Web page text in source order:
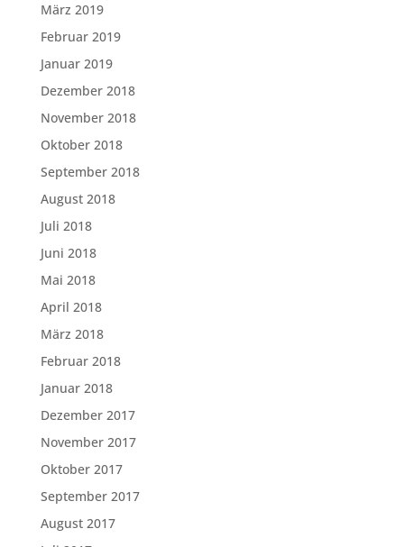
März 2019
Februar 2019
Januar 2019
Dezember 2018
November 2018
Oktober 2018
September 2018
August 2018
Juli 2018
Juni 2018
Mai 2018
April 2018
März 2018
Februar 2018
Januar 2018
Dezember 2017
November 2017
Oktober 2017
September 2017
August 2017